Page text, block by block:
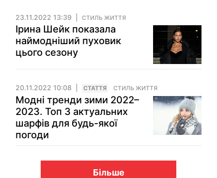
23.11.2022 13:39 СТИЛЬ ЖИТТЯ
Ірина Шейк показала
наймодніший пуховик
цього сезону
20.11.2022 10:08 СТАТТЯ СТИЛЬ ЖИТТЯ
Модні тренди зими 2022–
2023. Топ 3 актуальних
шарфів для будь-якої
погоди
Більше